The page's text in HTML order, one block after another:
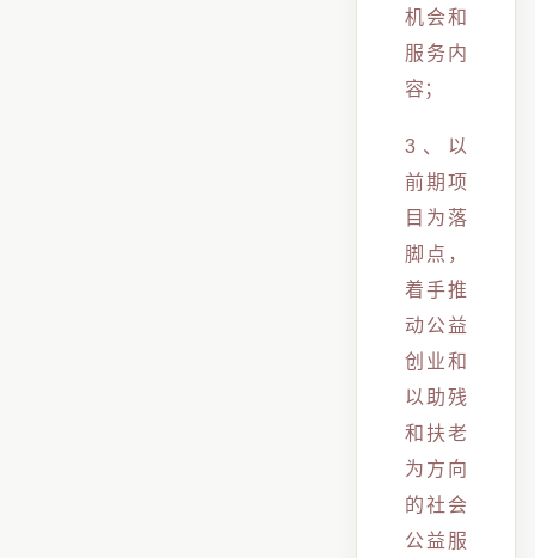
机会和
服务内
容；
3、以
前期项
目为落
脚点，
着手推
动公益
创业和
以助残
和扶老
为方向
的社会
公益服